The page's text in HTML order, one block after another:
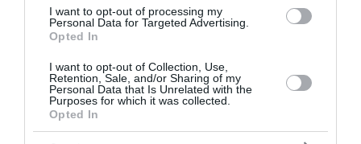
I want to opt-out of processing my
Personal Data for Targeted Advertising.
Opted In
I want to opt-out of Collection, Use,
Retention, Sale, and/or Sharing of my
Personal Data that Is Unrelated with the
Purposes for which it was collected.
Opted In
Στις Βρυξέλλες για την έκτακτη σύνοδο του
Ευρωπαϊκού Συμβουλίου ο Μητσοτάκης
Ακολουθήστε το Lykavitos.gr
στο Google News
και μάθετε πρώτοι όλες τις